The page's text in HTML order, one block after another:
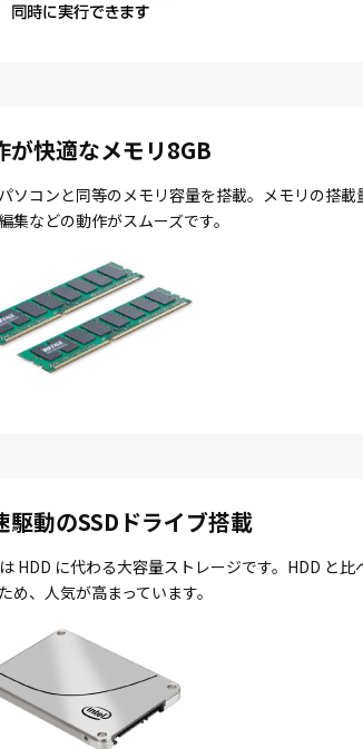
が快適なメモリ8GB
ソコンと同等のメモリ容量を搭載。メモリの搭
集などの動作がスムーズです。
駆動のSSDドライブ搭載
HDD に代わる大容量ストレージです。HDD と
め、人気が高まっています。